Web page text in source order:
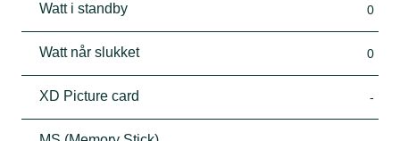
Watt i standby 0
Watt når slukket 0
XD Picture card -